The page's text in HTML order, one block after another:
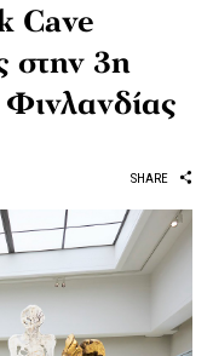
Cave
στην 3η
SHARE